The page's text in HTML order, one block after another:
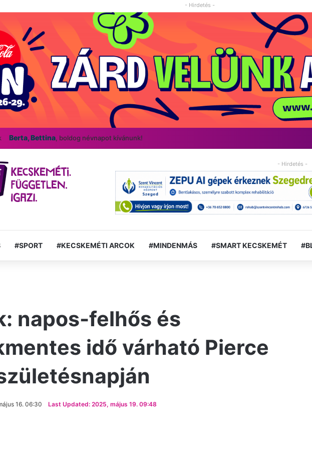
- Hirdetés -
Berta, Bettina, boldog névnapot kívánunk!
- Hirdetés -
#SPORT #KECSKEMÉTI ARCOK #MINDENMÁS #SMART KECSKEMÉT
napos-felhős és
idő várható Pierce
16. 06:30 Last Updated: 2025, május 19. 09:48